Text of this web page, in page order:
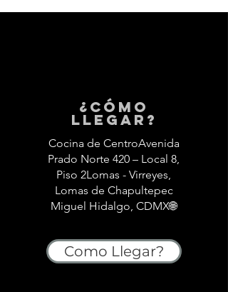
¿Cómo
llegar?
Cocina de CentroAvenida
Prado Norte 420 – Local 8,
Piso 2Lomas - Virreyes,
Lomas de Chapultepec
Miguel Hidalgo, CDMX🌐
Como Llegar?